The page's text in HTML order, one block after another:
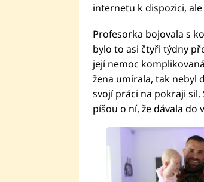
internetu k dispozici,
Profesorka bojovala s
bylo to asi čtyři týdny
její nemoc
žena umírala, tak nebyl
svojí práci na pokraji
píšou o ní, že dávala do